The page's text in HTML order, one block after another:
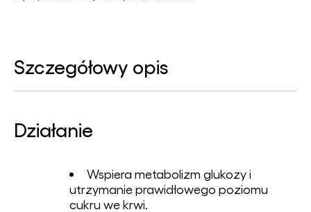
Szczegółowy opis
Działanie
Wspiera metabolizm glukozy i
utrzymanie prawidłowego poziomu
cukru we krwi.